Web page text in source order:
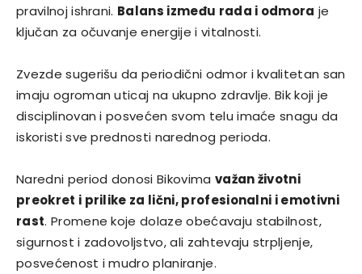
pravilnoj ishrani. Balans između rada i odmora je
ključan za očuvanje energije i vitalnosti.
Zvezde sugerišu da periodični odmor i kvalitetan san
imaju ogroman uticaj na ukupno zdravlje. Bik koji je
disciplinovan i posvećen svom telu imaće snagu da
iskoristi sve prednosti narednog perioda.
Naredni period donosi Bikovima važan životni
preokret i prilike za lični, profesionalni i emotivni
rast. Promene koje dolaze obećavaju stabilnost,
sigurnost i zadovoljstvo, ali zahtevaju strpljenje,
posvećenost i mudro planiranje.